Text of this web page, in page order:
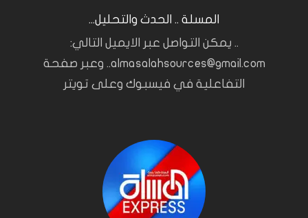
المسلة .. الحدث والتحليل...
.. يمكن التواصل عبر الايميل التالي:
almasalahsources@gmail.com.. وعبر صفحة
التفاعلية في فيسبوك وعلى تويتر